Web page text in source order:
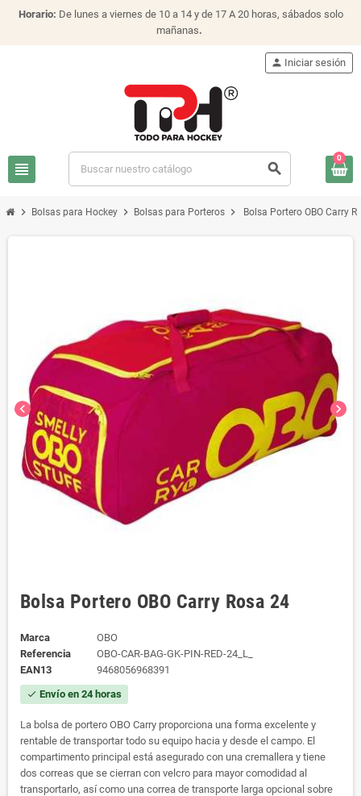
Horario: De lunes a viernes de 10 a 14 y de 17 A 20 horas, sábados solo
mañanas.
view_headline search
person Iniciar sesión
0
chevron_right Bolsas para Hockey chevron_right Bolsas para Porteros chevron_right Bolsa Portero OBO Carry
chevron_left chevron_right
Bolsa Portero OBO Carry Rosa 24
Marca
OBO
Referencia
OBO-CAR-BAG-GK-PIN-RED-24_L_
EAN13
9468056968391
check Envío en 24 horas
La bolsa de portero OBO Carry proporciona una forma excelente y
rentable de transportar todo su equipo hacia y desde el campo. El
compartimento principal está asegurado con una cremallera y tiene
dos correas que se cierran con velcro para mayor comodidad al
transportarlo, así como una correa de transporte larga opcional sobre